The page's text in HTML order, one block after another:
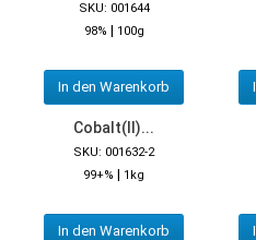
SKU: 001644
98% | 100g
In den Warenkorb
Cobalt(II)...
SKU: 001632-2
99+% | 1kg
In den Warenkorb